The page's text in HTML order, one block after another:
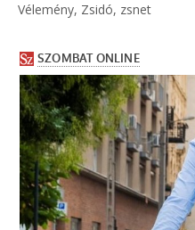
Vélemény, Zsidó, zsnet